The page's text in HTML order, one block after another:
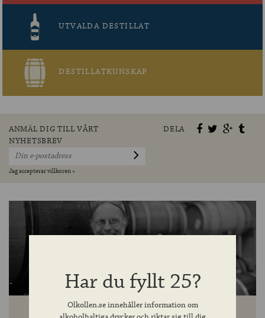
UTVALDA DESTILLAT
DESTILLATKUNSKAP
ANMÄL DIG TILL VÅRT
NYHETSBREV
Jag accepterar villkoren »
DELA
Har du fyllt 25?
Olkollen.se innehåller information om